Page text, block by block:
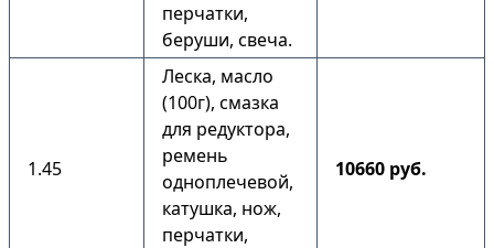
перчатки,
беруши, свеча.
1.45
Леска, масло
(100г), смазка
для редуктора,
ремень
одноплечевой,
катушка, нож,
перчатки,
10660 руб.